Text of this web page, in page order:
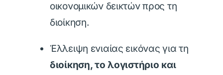
οικονομικών δεικτών προς τη
διοίκηση.
Έλλειψη ενιαίας εικόνας για τη
διοίκηση, το λογιστήριο και